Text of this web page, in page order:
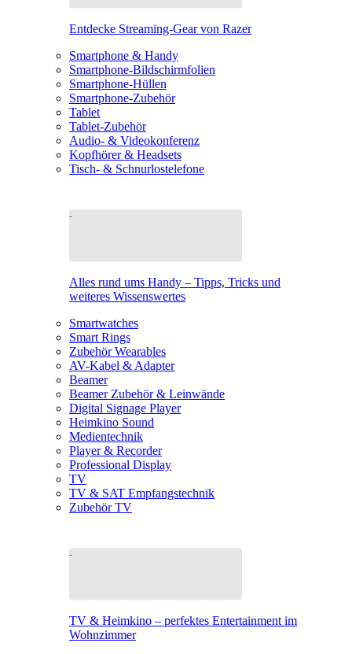
Entdecke Streaming-Gear von Razer
Smartphone & Handy
Smartphone-Bildschirmfolien
Smartphone-Hüllen
Smartphone-Zubehör
Tablet
Tablet-Zubehör
Audio- & Videokonferenz
Kopfhörer & Headsets
Tisch- & Schnurlostelefone
Alles rund ums Handy – Tipps, Tricks und
weiteres Wissenswertes
Smartwatches
Smart Rings
Zubehör Wearables
AV-Kabel & Adapter
Beamer
Beamer Zubehör & Leinwände
Digital Signage Player
Heimkino Sound
Medientechnik
Player & Recorder
Professional Display
TV
TV & SAT Empfangstechnik
Zubehör TV
TV & Heimkino – perfektes Entertainment im
Wohnzimmer